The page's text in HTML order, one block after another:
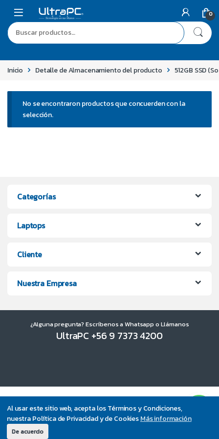
Al usar este sitio web, acepta los Términos y Condiciones,
nuestra Política de Privacidad y de CookiesMás información
De acuerdo
0
Inicio Detalle de Almacenamiento del producto 512GB SSD
No se encontraron productos que concuerden con la
selección.
Categorías
Laptops
Cliente
Nuestra Empresa
¿Alguna pregunta? Escríbenos a Whatsapp o Llámanos
UltraPC +56 9 7373 4200